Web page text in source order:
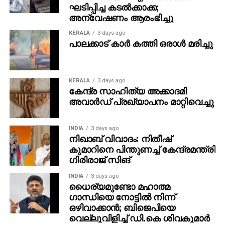
കെമിക്കല്‍ ഫിംഗര്‍പ്രിന്റ് ഉണ്ടെന്നും, അത്
തിരിച്ചറിയാനാണ് പുതിയ പരിശോധന രൂപകല്‍പ്പന
ചെയ്തിരിക്കുന്നതെന്നും ഗവേഷകര്‍ വിശദീകരിച്ചു.
ശ്വാസകോശ അര്‍ബുദ കോശങ്ങള്‍ക്ക് സാധാരണ
കോശങ്ങളില്‍ നിന്ന് വ്യത്യസ്തമായ കെമിക്കല്‍
ഫിംഗര്‍പ്രിന്റ് ഉണ്ടെന്ന് പഠനത്തില്‍ കണ്ടെത്തി. ഐഎ
ഉപയോഗിച്ച് ഈ ഡാറ്റ ഡിജിറ്റലായി വിശകലനം
ചെയ്യുമ്പോള്‍, ദശലക്ഷക്കണക്കിന് സാധാരണ
കോശങ്ങള്‍ക്കിടയില്‍ നിന്ന് ഒരു കാന്‍സര്‍ കോശത്തെ
പോലും കണ്ടെത്താന്‍ സാധിക്കുമെന്ന് ഗവേഷകര്‍
പറയുന്നു.
1,814 പേരെ ഉള്‍പ്പെടുത്തി നടത്തിയ പഠനത്തില്‍ 1,095
പേര്‍ ശ്വാസകോശ അര്‍ബുദബാധിതരും 719 പേര്‍
കാന്‍സര്‍ ഇല്ലാത്തവരുമായിരുന്നു. ലങ്കാന്‍സീക്ക്
പരിശോധനയില്‍ ഐഎ പോസിറ്റീവ് ആയി
കണ്ടെത്തിയവരെ പിന്നീട് കുറഞ്ഞ ഡോസ് CT സ്‌കാന്‍
(LDCT) ഉപയോഗിച്ച് സ്ഥിരീകരിച്ചു.
ഘടിപ്പിച്ച കടൽക്കാക്ക;
അന്വേഷണം ആരംഭിച്ചു
KERALA 3 days ago
പാലക്കാട് കാര്‍ കത്തി ഒരാള്‍ മരിച്ചു
KERALA 3 days ago
കേന്ദ്ര സാഹിത്യ അക്കാദമി
അവാര്‍ഡ് പ്രഖ്യാപനം മാറ്റിവെച്ചു
INDIA 3 days ago
നിഖാബ് വിവാദം: നിതീഷ്
കുമാറിനെ പിന്തുണച്ച് കേന്ദ്രമന്ത്രി
ഗിരിരാജ് സിങ്
INDIA 3 days ago
ധൈര്യമുണ്ടോ മഹാത്മ
ഗാന്ധിയെ നോട്ടില്‍ നിന്ന്
ഒഴിവാക്കാന്‍; ബിജെപിയെ
വെല്ലുവിളിച്ച് ഡി.കെ ശിവകുമാര്‍